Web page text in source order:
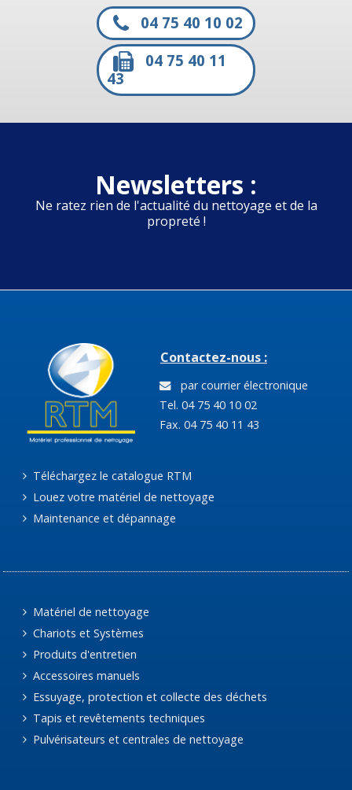
04 75 40 10 02
04 75 40 11
43
Newsletters :
Ne ratez rien de l'actualité du nettoyage et de la
propreté !
Contactez-nous :
par courrier électronique
Tel. 04 75 40 10 02
Fax. 04 75 40 11 43
Téléchargez le catalogue RTM
Louez votre matériel de nettoyage
Maintenance et dépannage
Matériel de nettoyage
Chariots et Systèmes
Produits d'entretien
Accessoires manuels
Essuyage, protection et collecte des déchets
Tapis et revêtements techniques
Pulvérisateurs et centrales de nettoyage